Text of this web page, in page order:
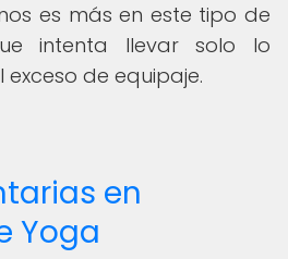
es más en este tipo de
intenta llevar solo lo
exceso de equipaje.
en
Yoga